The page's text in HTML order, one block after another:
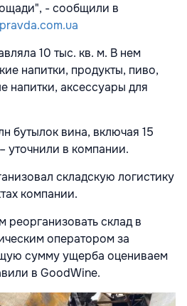
- сообщили в
10 тыс. кв. м. В нем
напитки, продукты, пиво,
напитки, аксессуары для
бутылок вина, включая 15
уточнили в компании.
складскую логистику
компании.
склад в
оператором за
сумму ущерба оцениваем
в GoodWine.